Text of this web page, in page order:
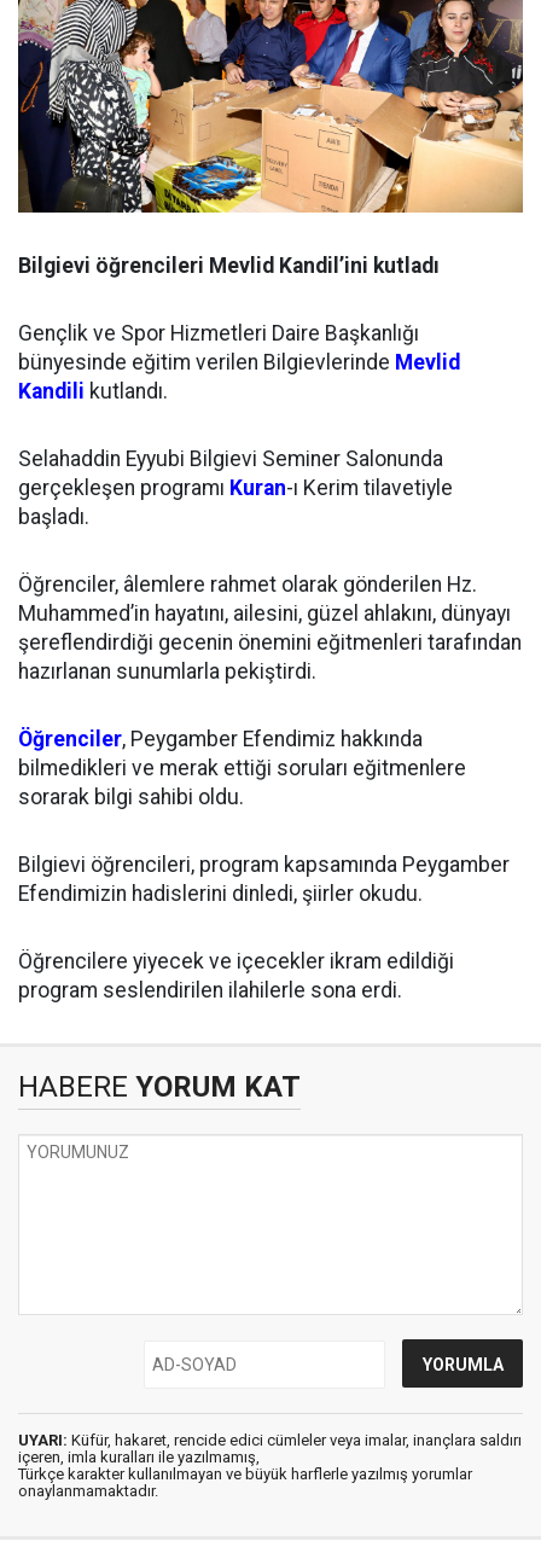
Bilgievi öğrencileri Mevlid Kandil’ini kutladı
Gençlik ve Spor Hizmetleri Daire Başkanlığı
bünyesinde eğitim verilen Bilgievlerinde Mevlid
Kandili kutlandı.
Selahaddin Eyyubi Bilgievi Seminer Salonunda
gerçekleşen programı Kuran-ı Kerim tilavetiyle
başladı.
Öğrenciler, âlemlere rahmet olarak gönderilen Hz.
Muhammed’in hayatını, ailesini, güzel ahlakını, dünyayı
şereflendirdiği gecenin önemini eğitmenleri tarafından
hazırlanan sunumlarla pekiştirdi.
Öğrenciler, Peygamber Efendimiz hakkında
bilmedikleri ve merak ettiği soruları eğitmenlere
sorarak bilgi sahibi oldu.
Bilgievi öğrencileri, program kapsamında Peygamber
Efendimizin hadislerini dinledi, şiirler okudu.
Öğrencilere yiyecek ve içecekler ikram edildiği
program seslendirilen ilahilerle sona erdi.
HABERE YORUM KAT
UYARI: Küfür, hakaret, rencide edici cümleler veya imalar, inançlara saldırı
içeren, imla kuralları ile yazılmamış,
Türkçe karakter kullanılmayan ve büyük harflerle yazılmış yorumlar
onaylanmamaktadır.